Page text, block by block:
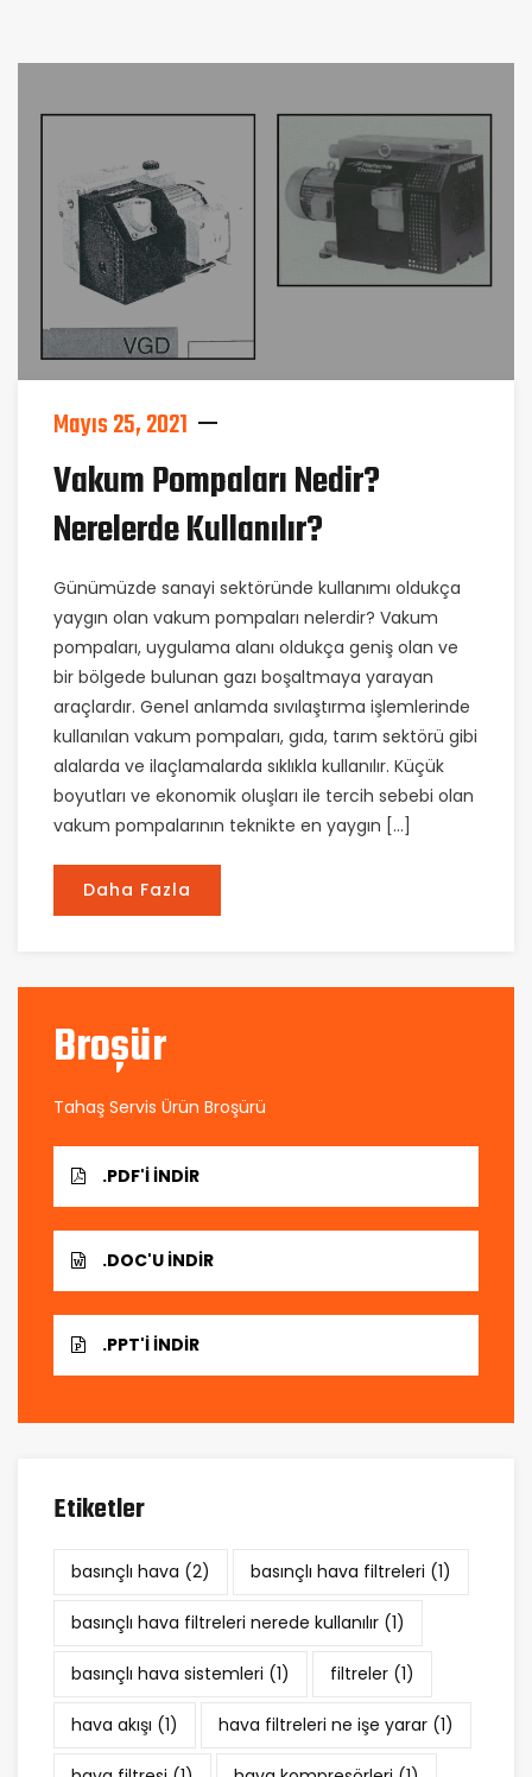
Mayıs 25, 2021
Vakum Pompaları Nedir?
Nerelerde Kullanılır?
Günümüzde sanayi sektöründe kullanımı oldukça
yaygın olan vakum pompaları nelerdir? Vakum
pompaları, uygulama alanı oldukça geniş olan ve
bir bölgede bulunan gazı boşaltmaya yarayan
araçlardır. Genel anlamda sıvılaştırma işlemlerinde
kullanılan vakum pompaları, gıda, tarım sektörü gibi
alalarda ve ilaçlamalarda sıklıkla kullanılır. Küçük
boyutları ve ekonomik oluşları ile tercih sebebi olan
vakum pompalarının teknikte en yaygın […]
Daha Fazla
Broşür
Tahaş Servis Ürün Broşürü
.PDF'I İNDIR
.DOC'U İNDIR
.PPT'I İNDIR
Etiketler
basınçlı hava (2) basınçlı hava filtreleri (1)
basınçlı hava filtreleri nerede kullanılır (1)
basınçlı hava sistemleri (1) filtreler (1)
hava akışı (1) hava filtreleri ne işe yarar (1)